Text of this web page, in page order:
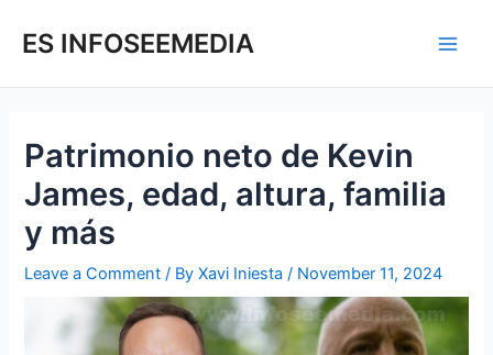
ES INFOSEEMEDIA
Patrimonio neto de Kevin
James, edad, altura, familia
y más
Leave a Comment / ByXavi Iniesta/ November 11, 2024
navigation